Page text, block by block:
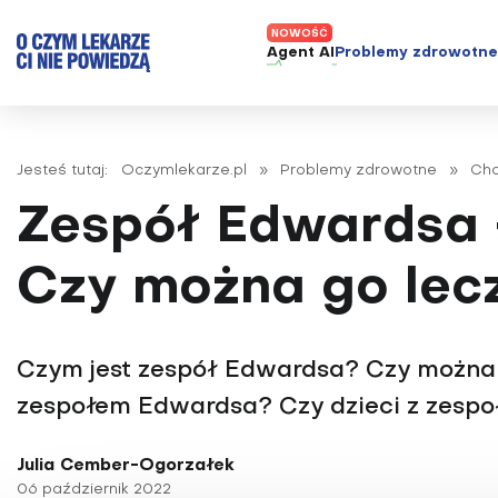
Agent AI Problemy zdrowotne
Alergie
Autyzm
Borelioza
Celiakia
Choroba Alzheimera
Prawa
Jesteś tutaj: Oczymlekarze.pl » Problemy zdrowotne »
Zespół
Czy można go
Czym jest zespół Edwardsa? Czy
zespołem Edwardsa? Czy dzieci z
Julia Cember-Ogorzałek
06 październik 2022